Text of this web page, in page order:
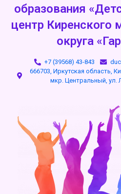
образования
центр Киренского
округа
+7 (39568) 43-843
666703, Иркутская область,
мкр. Центральный, ул.